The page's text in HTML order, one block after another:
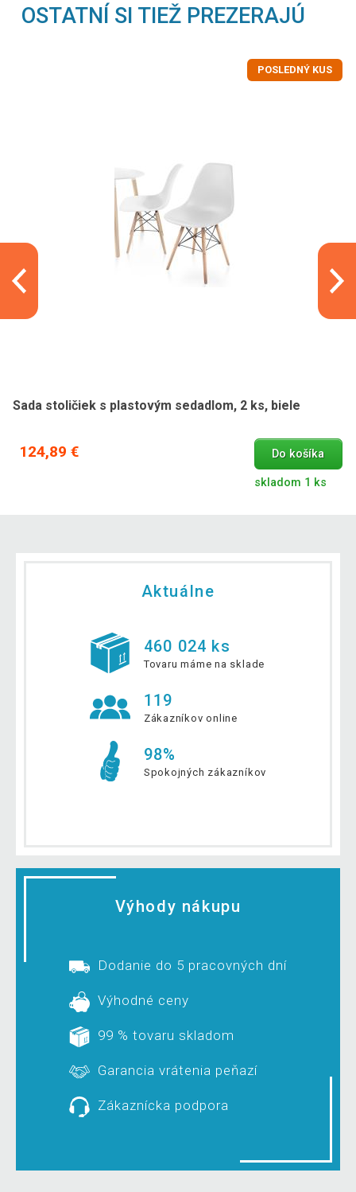
OSTATNÍ SI TIEŽ PREZERAJÚ
POSLEDNÝ KUS
Sada stoličiek s plastovým sedadlom, 2 ks, biele
124,89 € Do košíka
skladom 1 ks
Aktuálne
460 024 ks
Tovaru máme na sklade
119
Zákazníkov online
98%
Spokojných zákazníkov
Výhody nákupu
Dodanie do 5 pracovných dní
Výhodné ceny
99 % tovaru skladom
Garancia vrátenia peňazí
Zákaznícka podpora